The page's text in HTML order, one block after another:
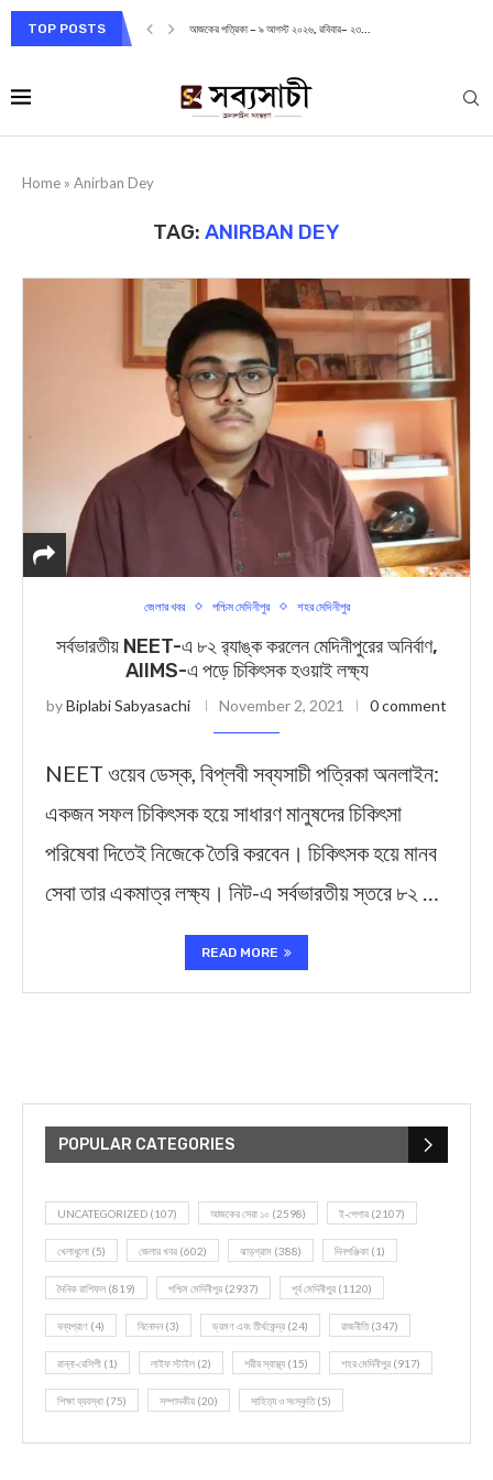
TOP POSTS আজকের পত্রিকা – ৯ আগস্ট ২০২৬, রবিবার– ২৩...
Home » Anirban Dey
TAG: ANIRBAN DEY
জেলার খবর পশ্চিম মেদিনীপুর শহর মেদিনীপুর
সর্বভারতীয় NEET-এ ৮২ র‌্যাঙ্ক করলেন মেদিনীপুরের অনির্বাণ,
AIIMS-এ পড়ে চিকিৎসক হওয়াই লক্ষ্য
byBiplabi Sabyasachi November 2, 2021 0 comment
NEET ওয়েব ডেস্ক, বিপ্লবী সব্যসাচী পত্রিকা ‍অনলাইন:
একজন সফল চিকিৎসক হয়ে সাধারণ মানুষদের চিকিৎসা
পরিষেবা দিতেই নিজেকে তৈরি করবেন। চিকিৎসক হয়ে মানব
সেবা তার একমাত্র লক্ষ্য। নিট-এ সর্বভারতীয় স্তরে ৮২ …
READ MORE
POPULAR CATEGORIES
UNCATEGORIZED (107) আজকের সেরা ১০ (2598) ই-পেপার (2107)
খেলাধূলো (5) জেলার খবর (602) ঝাড়গ্রাম (388) দিনপঞ্জিকা (1)
দৈনিক রাশিফল (819) পশ্চিম মেদিনীপুর (2937) পূর্ব মেদিনীপুর (1120)
বন্যপ্রাণ (4) বিনোদন(3) ভ্রমণ এবং তীর্থকেন্দ্র (24) রাজনীতি(347)
রান্না-রেসিপী (1) লাইফ স্টাইল (2) শরীর স্বাস্থ্য (15) শহর মেদিনীপুর (917)
শিক্ষা ব্যবস্থা (75) সম্পাদকীয় (20) সাহিত্য ও সংস্কৃতি(5)